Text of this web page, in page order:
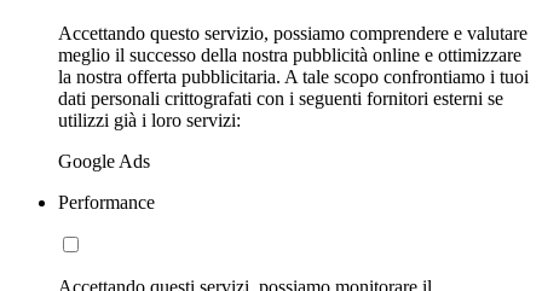
Accettando questo servizio, possiamo comprendere e valutare
meglio il successo della nostra pubblicità online e ottimizzare
la nostra offerta pubblicitaria. A tale scopo confrontiamo i tuoi
dati personali crittografati con i seguenti fornitori esterni se
utilizzi già i loro servizi:
Google Ads
Performance